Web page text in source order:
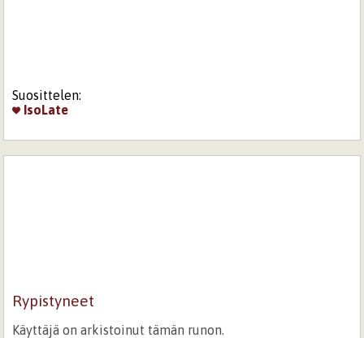
Suosittelen:
IsoLate
Rypistyneet
Käyttäjä on arkistoinut tämän runon.